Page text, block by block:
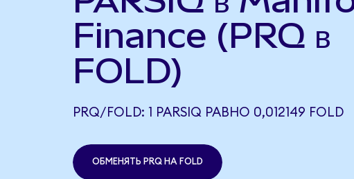
Finance (PRQ в
FOLD)
PRQ/FOLD: 1 PARSIQ РАВНО 0,012149 FOLD
ОБМЕНЯТЬ PRQ НА FOLD